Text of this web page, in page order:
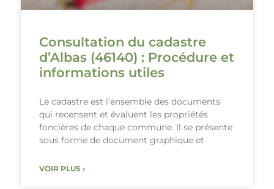
Consultation du cadastre
d’Albas (46140) : Procédure et
informations utiles
Le cadastre est l’ensemble des documents
qui recensent et évaluent les propriétés
foncières de chaque commune. Il se présente
sous forme de document graphique et
VOIR PLUS ›